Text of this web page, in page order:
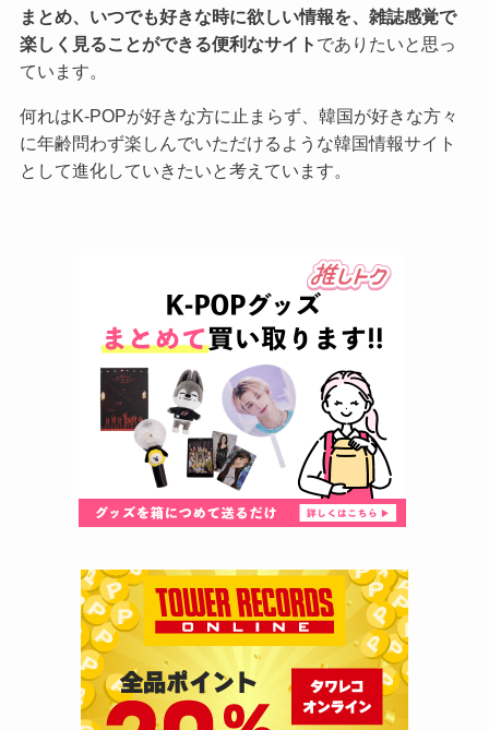
まとめ、いつでも好きな時に欲しい情報を、雑誌感覚で
楽しく見ることができる便利なサイト でありたいと思っ
ています。
何れはK-POPが好きな方に止まらず、韓国が好きな方々
に年齢問わず楽しんでいただけるような韓国情報サイト
として進化していきたいと考えています。